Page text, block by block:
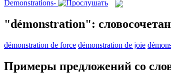
Demonstrations-
"démonstration":
démonstration de force démonstration de joie
Примеры предложений со